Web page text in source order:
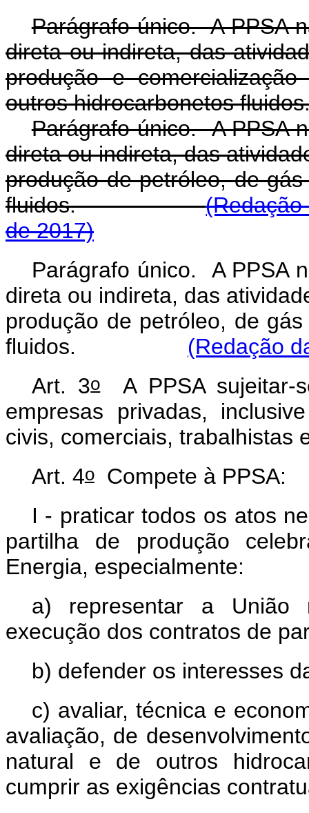
Parágrafo único. A PPSA
direta ou indireta, das
produção e
outros hidrocarbonetos
Parágrafo único. A PPSA
direta ou indireta, das
produção de petróleo, de
fluidos.(Redação
de 2017)
Parágrafo único. A PPSA
direta ou indireta, das
produção de petróleo, de
fluidos. (Redação
Art. 3oA PPSA sujeitar-
empresas privadas,
civis, comerciais, trabalhistas
Art. 4oCompete à PPSA:
I - praticar todos os atos
partilha de produção
Energia, especialmente:
a) representar a União
execução dos contratos de
b) defender os interesses
c) avaliar, técnica e
avaliação, de
natural e de outros
cumprir as exigências